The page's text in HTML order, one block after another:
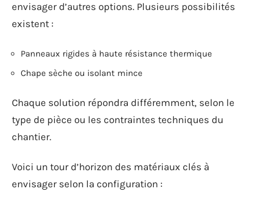
envisager d’autres options. Plusieurs possibilités
existent :
Panneaux rigides à haute résistance thermique
Chape sèche ou isolant mince
Chaque solution répondra différemment, selon le
type de pièce ou les contraintes techniques du
chantier.
Voici un tour d’horizon des matériaux clés à
envisager selon la configuration :